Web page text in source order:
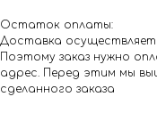
Остаток оплаты:
Доставка
Поэтому заказ нужно
адрес. Перед этим мы
сделанного заказа